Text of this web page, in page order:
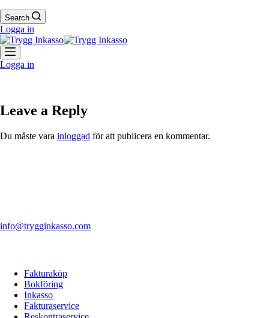
Search
Logga in
Logga in
Leave a Reply
Du måste vara inloggad för att publicera en kommentar.
info@trygginkasso.com
Fakturaköp
Bokföring
Inkasso
Fakturaservice